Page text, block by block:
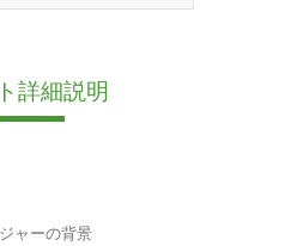
詳細説明
ャーの背景